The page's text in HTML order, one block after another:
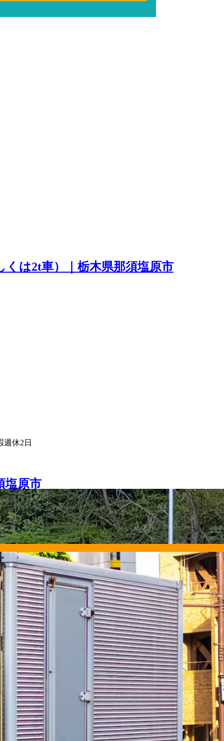
は2t車）｜栃木県那須塩原市
週休2日
塩原市